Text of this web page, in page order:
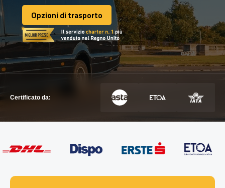
FLOTTA
METTITI IN CONTATTO
METTITI IN CONTATTO
Opzioni di trasporto
Opzioni di trasporto
Certificato da: